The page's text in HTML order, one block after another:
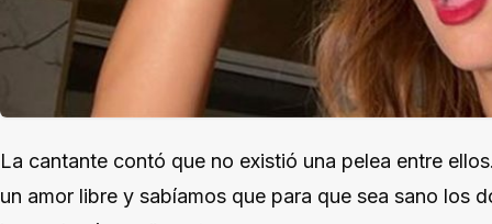
La cantante contó que no existió una pelea entre
un amor libre y sabíamos que para que sea sano los